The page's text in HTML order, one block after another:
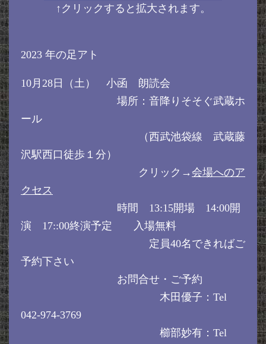
↑クリックすると拡大されます。
2023 年の足アト
10月28日（土） 小函 朗読会
場所：音降りそそぐ武蔵ホ
ール
（西武池袋線 武蔵藤
沢駅西口徒歩１分）
クリック→会場へのア
クセス
時間 13:15開場 14:00開
演 17::00終演予定 入場無料
定員40名できればご
予約下さい
お問合せ・ご予約
木田優子：Tel
042-974-3769
櫛部妙有：Tel